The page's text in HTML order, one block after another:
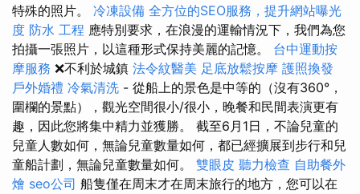
特殊的照片。 冷凍設備 全方位的SEO服務，提升網站曝光
度 防水 工程 應特別要求，在浪漫的運輸情況下，我們為您
拍攝一張照片，以這種形式保持美麗的記憶。 台中運動按
摩服務 ❌不利於城鎮 法令紋醫美 足底放鬆按摩 護照換發
戶外婚禮 冷氣清洗 - 從船上的景色是中等的（沒有360°，
圍欄的景點），觀光空間很小/很小，晚餐和民間表演更有
趣，因此您將集中精力並獲勝。 截至6月1日，不論兒童的
兒童人數如何，無論兒童數量如何，都已經擴展到步行和兒
童船計劃，無論兒童數量如何。 雙眼皮 聽力檢查 自助餐外
燴 seo公司 船隻僅在周末才在周末旅行的地方，您可以在